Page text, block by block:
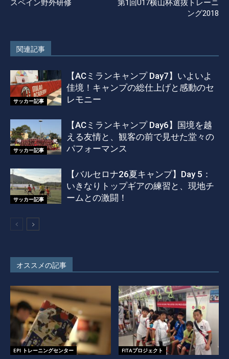
スペイン野外研修
第1回U17横山杯選抜トレーニ
ング2018
関連記事
サッカー記事
【ACミランキャンプ Day7】いよいよ
佳境！キャンプの総仕上げと感動のセ
レモニー
サッカー記事
【ACミランキャンプ Day6】国境を越
える友情と、観客の前で見せた堂々の
パフォーマンス
サッカー記事
【バルセロナ26夏キャンプ】Day 5：
いきなりトップギアの練習と、現地チ
ームとの激闘！
オススメの記事
EPI トレーニングセンター FITAプロジェクト